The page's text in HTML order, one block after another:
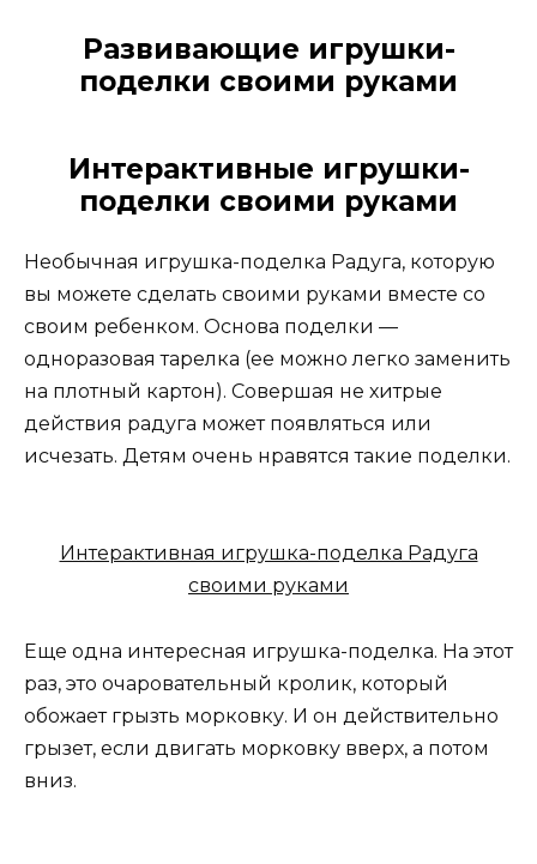
Развивающие игрушки-
поделки своими руками
Интерактивные игрушки-
поделки своими руками
Необычная игрушка-поделка Радуга, которую
вы можете сделать своими руками вместе со
своим ребенком. Основа поделки —
одноразовая тарелка (ее можно легко заменить
на плотный картон). Совершая не хитрые
действия радуга может появляться или
исчезать. Детям очень нравятся такие поделки.
Интерактивная игрушка-поделка Радуга
своими руками
Еще одна интересная игрушка-поделка. На этот
раз, это очаровательный кролик, который
обожает грызть морковку. И он действительно
грызет, если двигать морковку вверх, а потом
вниз.